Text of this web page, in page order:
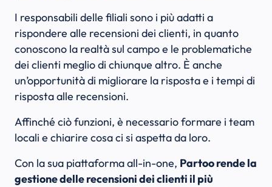
I responsabili delle filiali sono i più adatti a
rispondere alle recensioni dei clienti, in quanto
conoscono la realtà sul campo e le problematiche
dei clienti meglio di chiunque altro. È anche
un’opportunità di migliorare la risposta e i tempi di
risposta alle recensioni.
Affinché ciò funzioni, è necessario formare i team
locali e chiarire cosa ci si aspetta da loro.
Con la sua piattaforma all-in-one, Partoo rende la
gestione delle recensioni dei clienti il più